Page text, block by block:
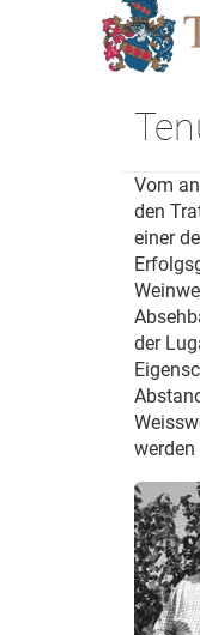
Vom
den
einer
der
werden